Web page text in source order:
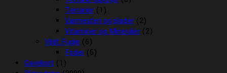
Terrarier (1)
Varmesten og plader (2)
Vitaminer og Mineraler (2)
Vildt Fugle (6)
Foder (6)
Gavekort (1)